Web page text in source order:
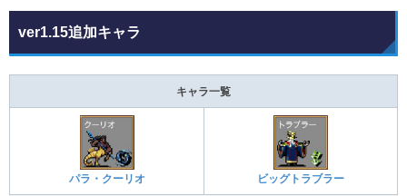
ver1.15追加キャラ
キャラ一覧
パラ・クーリオ ビッグトラブラー